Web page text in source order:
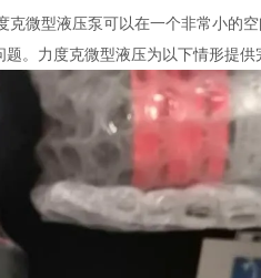
微型液压泵可以在一个非常小的
。力度克微型液压为以下情形提供